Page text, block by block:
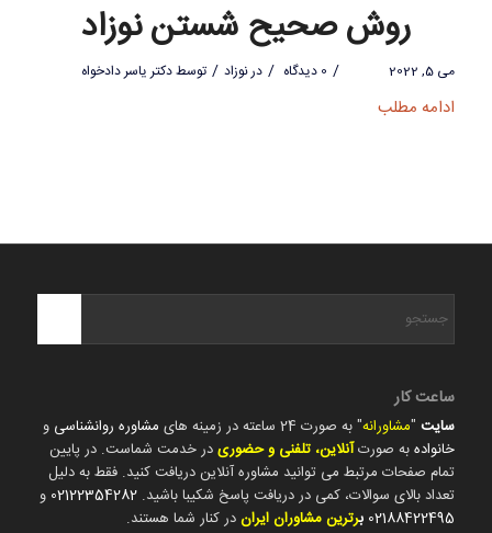
روش صحیح شستن نوزاد
می 5, 2022 / 0 دیدگاه / درنوزاد / توسطدکتر یاسر دادخواه
ادامه مطلب
ساعت کار
سایت"مشاورانه" به صورت 24 ساعته در زمینه های مشاوره روانشناسی و
خانوادهبه صورتآنلاین، تلفنی و حضوریدر خدمت شماست. در پایین
تمام صفحات مرتبط می توانید مشاوره آنلاین دریافت کنید. فقط به دلیل
تعداد بالای سوالات، کمی در دریافت پاسخ شکیبا باشید. 02122354282 و
02188422495 برترین مشاوران ایراندر کنار شما هستند.